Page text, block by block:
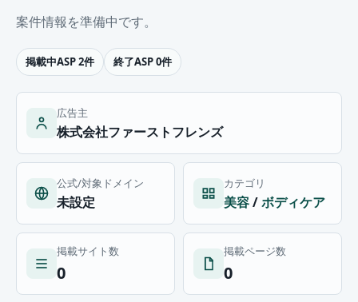
案件情報を準備中です。
掲載中ASP 2件 終了ASP 0件
広告主
株式会社ファーストフレンズ
公式/対象ドメイン
未設定
カテゴリ
美容/ボディケア
掲載サイト数
0
掲載ページ数
0